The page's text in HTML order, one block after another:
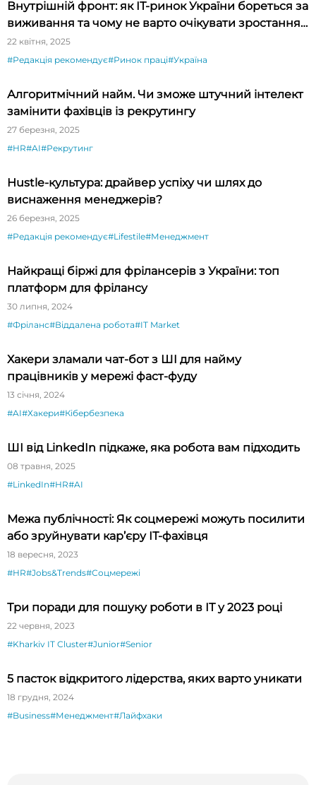
Внутрішній фронт: як ІТ-ринок України бореться за
виживання та чому не варто очікувати зростання
зарплат найближчими роками
22 квітня, 2025
#Редакція рекомендує#Ринок праці#Україна
Алгоритмічний найм. Чи зможе штучний інтелект
замінити фахівців із рекрутингу
27 березня, 2025
#HR#AI#Рекрутинг
Hustle-культура: драйвер успіху чи шлях до
виснаження менеджерів?
26 березня, 2025
#Редакція рекомендує#Lifestile#Менеджмент
Найкращі біржі для фрілансерів з України: топ
платформ для фрілансу
30 липня, 2024
#Фріланс#Віддалена робота#IT Market
Хакери зламали чат-бот з ШI для найму
працівників у мережі фаст-фуду
13 січня, 2024
#AI#Хакери#Кібербезпека
ШІ від LinkedIn підкаже, яка робота вам підходить
08 травня, 2025
#LinkedIn#HR#AI
Межа публічності: Як соцмережі можуть посилити
або зруйнувати кар’єру ІТ-фахівця
18 вересня, 2023
#HR#Jobs&Trends#Соцмережі
Три поради для пошуку роботи в ІТ у 2023 році
22 червня, 2023
#Kharkiv IT Cluster#Junior#Senior
5 пасток відкритого лідерства, яких варто уникати
18 грудня, 2024
#Business#Менеджмент#Лайфхаки